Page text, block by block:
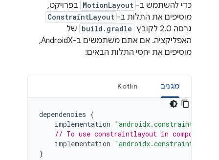
כדי להשתמש ב- MotionLayout בפרויקט,
מוסיפים את התלות ב- ConstraintLayout
גרסה 2.0 לקובץ build.gradle של
האפליקציה. אם אתם משתמשים ב-AndroidX,
מוסיפים את יחסי התלות הבאים:
מגניב Kotlin
dependencies {
implementation
// To use constraintlayout in compose
implementation
}